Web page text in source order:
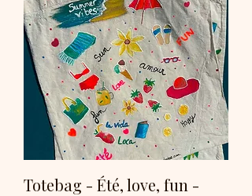
Totebag - Été, love, fun -